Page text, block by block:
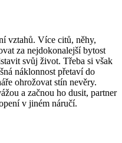
vztahů. Více citů, něhy,
za nejdokonalejší bytost
svůj život. Třeba si však
náklonnost přetaví do
ohrožovat stín nevěry.
a začnou ho dusit, partner
v jiném náručí.